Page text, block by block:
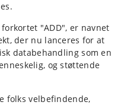
"ADD", er navnet
der nu lanceres for at
databehandling som en
og støttende
folks velbefindende,